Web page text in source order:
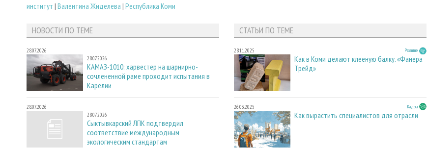
институт | Валентина Жиделева | Республика Коми
НОВОСТИ ПО ТЕМЕ
28.07.2026
28.07.2026
КАМАЗ-1010: харвестер на шарнирно-
сочлененной раме проходит испытания в
Карелии
28.07.2026
28.07.2026
Сыктывкарский ЛПК подтвердил
соответствие международным
экологическим стандартам
СТАТЬИ ПО ТЕМЕ
28.11.2025 Развитие
Как в Коми делают клееную балку. «Фанера
Трейд»
26.03.2025 Кадры
Как вырастить специалистов для отрасли